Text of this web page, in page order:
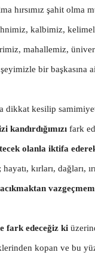
hırsımız şahit olma
kalbimiz,
mahallemiz,
şeyimizle bir
dikkat kesilip
kandırdığımızı fark
olanla iktifa
kırları, dağları,
fark edeceğiz ki ü
kopan ve bu